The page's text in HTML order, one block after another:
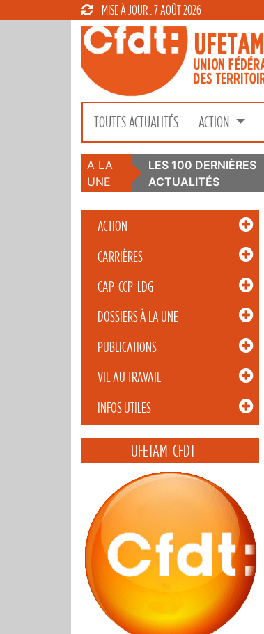
MISE À JOUR : 7 AOÛT 2026
TOUTES ACTUALITÉS ACTION
A LA
UNE
LES 100 DERNIÈRES
ACTUALITÉS
ACTION
CARRIÈRES
CAP-CCP-LDG
DOSSIERS À LA UNE
PUBLICATIONS
VIE AU TRAVAIL
INFOS UTILES
_____ UFETAM-CFDT